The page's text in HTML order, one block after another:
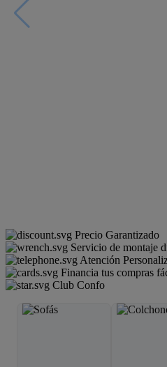
Precio Garantizado
Servicio de montaje
Atención
Financia tus compras
Club Confo